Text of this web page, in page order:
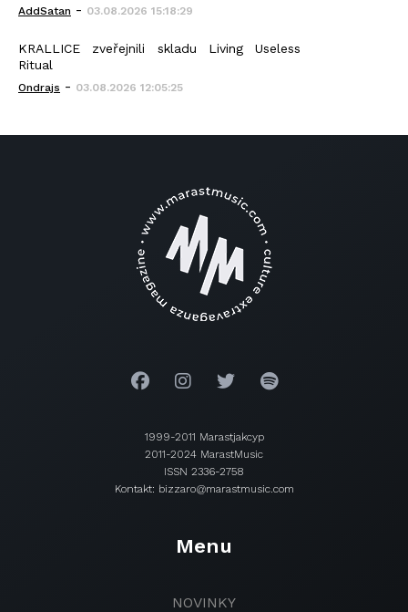
AddSatan - 03.08.2026 15:18:29
KRALLICE zveřejnili skladu Living Useless
Ritual
Ondrajs - 03.08.2026 12:05:25
1999-2011 Marastjakcyp
2011-2024 MarastMusic
ISSN 2336-2758
Kontakt: bizzaro@marastmusic.com
Menu
NOVINKY